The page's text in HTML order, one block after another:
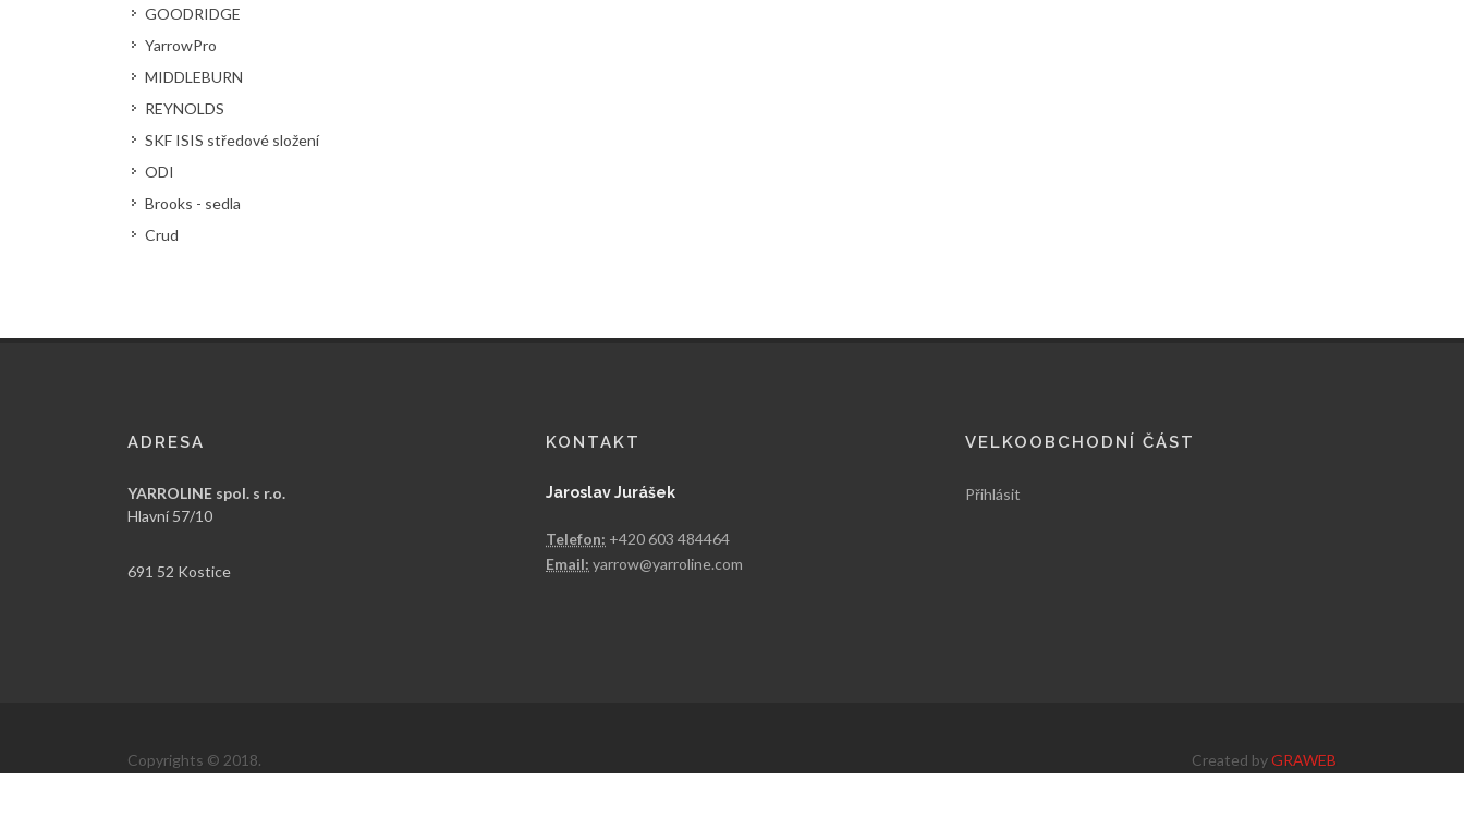
GOODRIDGE
YarrowPro
MIDDLEBURN
REYNOLDS
SKF ISIS středové složení
ODI
Brooks - sedla
Crud
ADRESA
YARROLINE spol. s r.o.
Hlavní 57/10
691 52 Kostice
KONTAKT
Jaroslav Jurášek
Telefon: +420 603 484464
Email: yarrow@yarroline.com
VELKOOBCHODNÍ ČÁST
Přihlásit
Copyrights © 2018. Created byGRAWEB